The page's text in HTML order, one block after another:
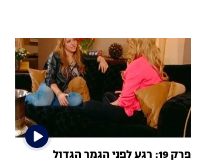
פרק 19: רגע לפני הגמר הגדול